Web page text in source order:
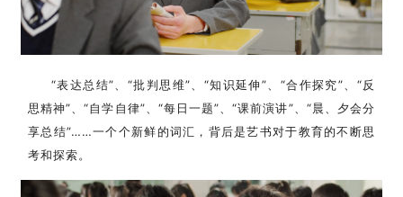
“表达总结”、“批判思维”、“知识延伸”、“合作探究”、“反
思精神”、“自学自律”、“每日一题”、“课前演讲”、“晨、夕会分
享总结”……一个个新鲜的词汇，背后是艺书对于教育的不断思
考和探索。